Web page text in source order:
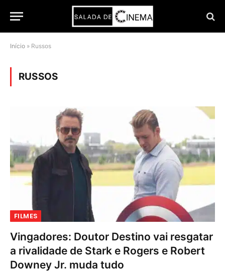
Início » Russos
RUSSOS
FILMES
Vingadores: Doutor Destino vai resgatar
a rivalidade de Stark e Rogers e Robert
Downey Jr. muda tudo